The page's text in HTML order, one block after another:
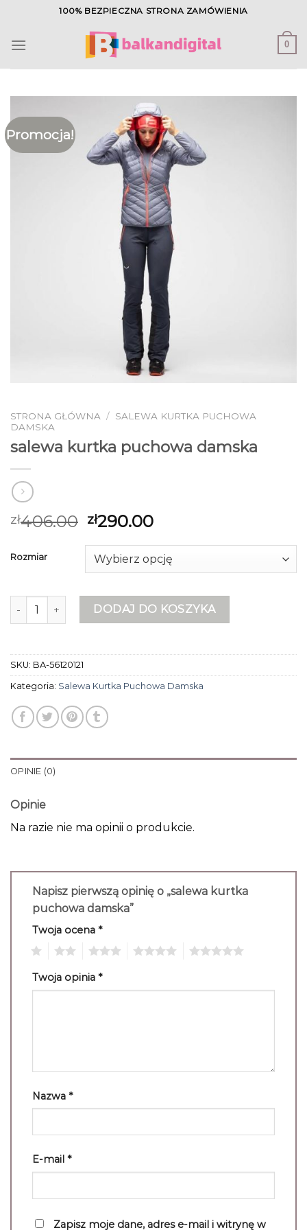
content
100% BEZPIECZNA STRONA ZAMÓWIENIA
0
Promocja!
STRONA GŁÓWNA / SALEWA KURTKA PUCHOWA
DAMSKA
salewa kurtka puchowa damska
zł406.00 zł290.00
Rozmiar
ilość salewa kurtka puchowa damska
DODAJ DO KOSZYKA
SKU: BA-56120121
Kategoria: Salewa Kurtka Puchowa Damska
OPINIE (0)
Opinie
Na razie nie ma opinii o produkcie.
Napisz pierwszą opinię o „salewa kurtka
puchowa damska”
Twoja ocena *
Twoja opinia *
Nazwa *
E-mail *
Zapisz moje dane, adres e-mail i witrynę w